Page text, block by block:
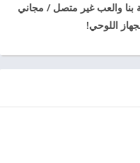
بنا والعبغير متصل / مجاني
اللوحي!